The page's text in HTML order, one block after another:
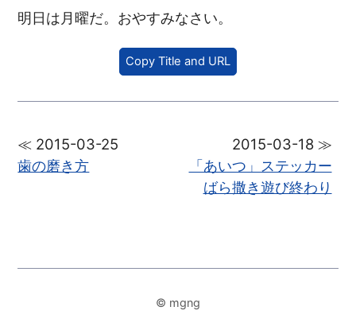
明日は月曜だ。おやすみなさい。
Copy Title and URL
≪ 2015-03-25
歯の磨き方
2015-03-18 ≫
「あいつ」ステッカー
ばら撒き遊び終わり
© mgng